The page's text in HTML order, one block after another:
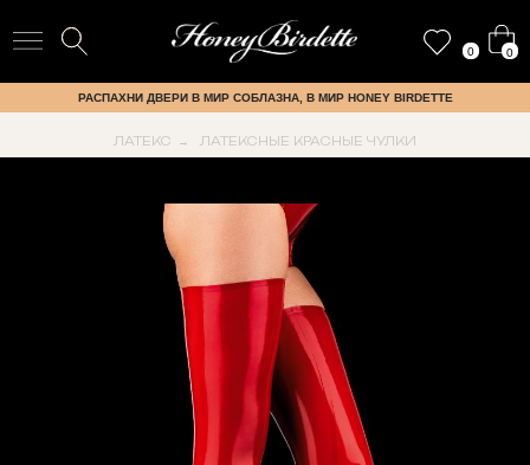
0 0
РАСПАХНИ ДВЕРИ В МИР СОБЛАЗНА, В МИР HONEY BIRDETTE
ЛАТЕКС → ЛАТЕКСНЫЕ КРАСНЫЕ ЧУЛКИ